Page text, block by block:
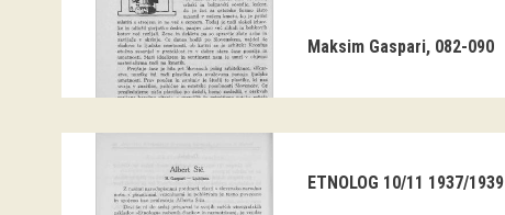
Maksim Gaspari 082-090
ETNOLOG 10/11 1937/1939